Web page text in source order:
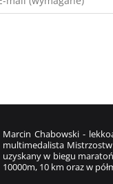
Marcin Chabowski -
multimedalista
uzyskany w biegu
10000m, 10 km oraz w